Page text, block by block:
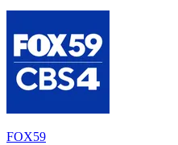
FOX59